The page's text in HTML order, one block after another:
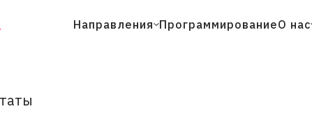
Направления ПрограммированиеО нас